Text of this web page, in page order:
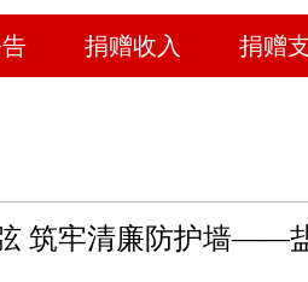
捐赠收入 捐赠
筑牢清廉防护墙——